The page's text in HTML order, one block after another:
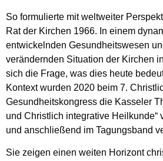
So formulierte mit weltweiter
Rat der Kirchen 1966. In einem
entwickelnden Gesundheitswesen
verändernden Situation der Kirchen
sich die Frage, was dies heute
Kontext wurden 2020 beim 7.
Gesundheitskongress die Kasseler
und Christlich integrative Heilkunde“
und anschließend im Tagungsband
Sie zeigen einen weiten Horizont